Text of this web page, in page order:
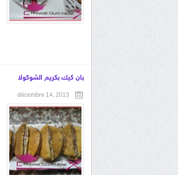
بان كيك بكريم الشوكولا
décembre 14, 2013